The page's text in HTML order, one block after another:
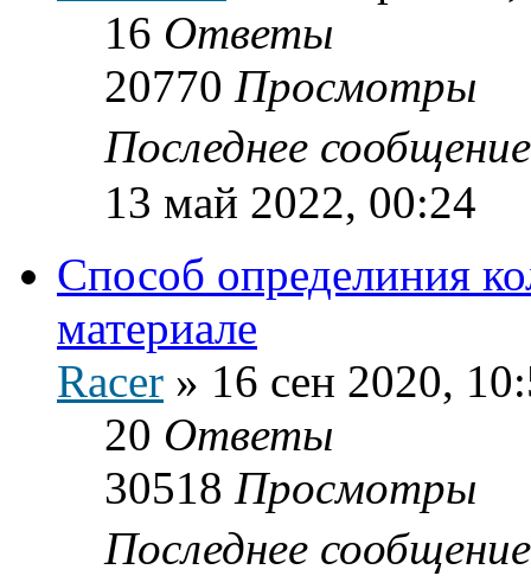
16 Ответы
20770 Просмотры
Последнее
13 май 2022, 00:24
Способ определиния
материале
Racer » 16 сен 2020,
20 Ответы
30518 Просмотры
Последнее